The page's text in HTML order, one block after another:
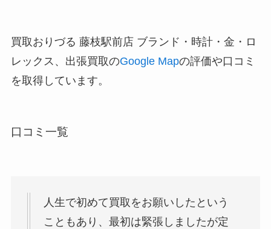
買取おりづる 藤枝駅前店 ブランド・時計・金・ロ
レックス、出張買取のGoogle Mapの評価や口コミ
を取得しています。
口コミ一覧
人生で初めて買取をお願いしたという
こともあり、最初は緊張しましたが定